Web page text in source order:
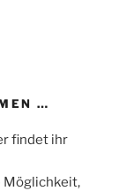
…
findet ihr
Möglichkeit,